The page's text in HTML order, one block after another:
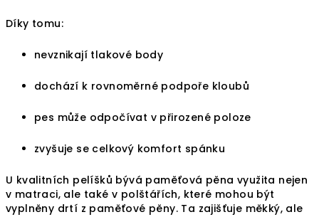
Díky tomu:
nevznikají tlakové body
dochází k rovnoměrné podpoře kloubů
pes může odpočívat v přirozené poloze
zvyšuje se celkový komfort spánku
U kvalitních pelíšků bývá paměťová pěna využita nejen
v matraci, ale také v polštářích, které mohou být
vyplněny drtí z paměťové pěny. Ta zajišťuje měkký, ale